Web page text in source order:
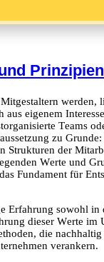
Prinzipien
werden,
aus eigenem
Teams
zu
Strukturen der
Werte und
Fundament für
Erfahrung sowohl in
dieser Werte im
die
verankern.